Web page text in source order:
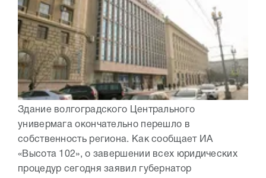
Здание волгоградского Центрального
универмага окончательно перешло в
собственность региона. Как сообщает ИА
«Высота 102», о завершении всех юридических
процедур сегодня заявил губернатор